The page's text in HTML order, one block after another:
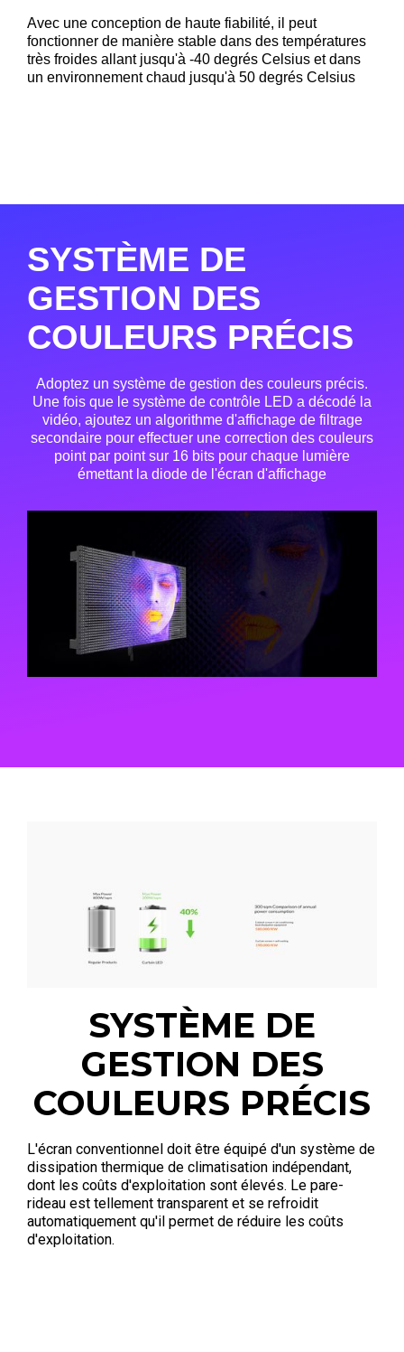
Avec une conception de haute fiabilité, il peut
fonctionner de manière stable dans des températures
très froides allant jusqu'à -40 degrés Celsius et dans
un environnement chaud jusqu'à 50 degrés Celsius
SYSTÈME DE
GESTION DES
COULEURS PRÉCIS
Adoptez un système de gestion des couleurs précis.
Une fois que le système de contrôle LED a décodé la
vidéo, ajoutez un algorithme d'affichage de filtrage
secondaire pour effectuer une correction des couleurs
point par point sur 16 bits pour chaque lumière
émettant la diode de l'écran d'affichage
SYSTÈME DE
GESTION DES
COULEURS PRÉCIS
L'écran conventionnel doit être équipé d'un système de
dissipation thermique de climatisation indépendant,
dont les coûts d'exploitation sont élevés. Le pare-
rideau est tellement transparent et se refroidit
automatiquement qu'il permet de réduire les coûts
d'exploitation.